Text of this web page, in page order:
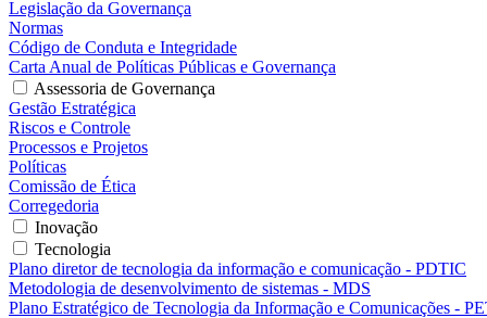
Legislação da Governança
Normas
Código de Conduta e Integridade
Carta Anual de Políticas Públicas e Governança
Assessoria de Governança
Gestão Estratégica
Riscos e Controle
Processos e Projetos
Políticas
Comissão de Ética
Corregedoria
Inovação
Tecnologia
Plano diretor de tecnologia da informação e comunicação - PDTIC
Metodologia de desenvolvimento de sistemas - MDS
Plano Estratégico de Tecnologia da Informação e Comunicações -